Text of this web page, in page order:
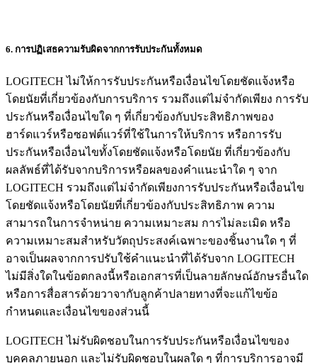
6. การปฏิเสธความรับผิดจากการรับประกันทั้งหมด
LOGITECH ไม่ให้การรับประกันหรือเงื่อนไขโดยชัดแจ้งหรือ
โดยนัยที่เกี่ยวข้องกับการบริการ รวมถึงแต่ไม่จำกัดเพียง การรับ
ประกันหรือเงื่อนไขใด ๆ ที่เกี่ยวข้องกับประสิทธิภาพของ
ฮาร์ดแวร์หรือซอฟต์แวร์ที่ใช้ในการให้บริการ หรือการรับ
ประกันหรือเงื่อนไขทั้งโดยชัดแจ้งหรือโดยนัย ที่เกี่ยวข้องกับ
ผลลัพธ์ที่ได้รับจากบริการหรือผลของคำแนะนำใด ๆ จาก
LOGITECH รวมถึงแต่ไม่จำกัดเพียงการรับประกันหรือเงื่อนไข
โดยชัดแจ้งหรือโดยนัยที่เกี่ยวข้องกับประสิทธิภาพ ความ
สามารถในการจำหน่าย ความเหมาะสม การไม่ละเมิด หรือ
ความเหมาะสมสำหรับวัตถุประสงค์เฉพาะของชิ้นงานใด ๆ ที่
อาจเป็นผลจากการปรับใช้คำแนะนำที่ได้รับจาก LOGITECH
ไม่มีสิ่งใดในข้อตกลงนี้หรือเอกสารที่เป็นลายลักษณ์อักษรอื่นใด
หรือการสื่อสารด้วยวาจากับลูกค้าปลายทางที่จะแก้ไขข้อ
กำหนดและเงื่อนไขของส่วนนี้
LOGITECH ไม่รับผิดชอบในการรับประกันหรือเงื่อนไขของ
บุคคลภายนอก และไม่รับผิดชอบในผลใด ๆ ที่การบริการอาจมี